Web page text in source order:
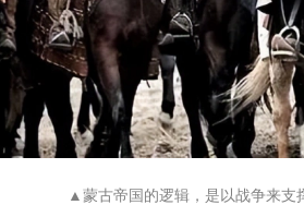
▲蒙古帝国的逻辑，是以战争来支